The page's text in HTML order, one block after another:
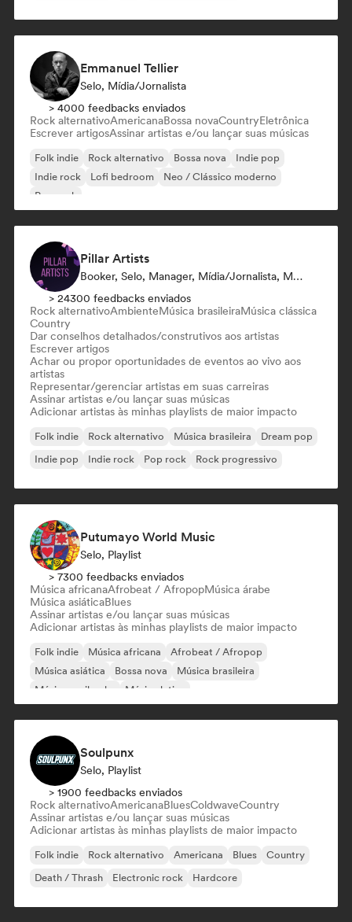
Emmanuel Tellier
Selo, Mídia/Jornalista
> 4000 feedbacks enviados
Rock alternativoAmericanaBossa novaCountryEletrônica
Escrever artigosAssinar artistas e/ou lançar suas músicas
Folk indie Rock alternativo Bossa nova
Indie pop
Indie rock
Lofi bedroom
Neo / Clássico moderno
Pop rock
Pillar Artists
Booker, Selo, Manager, Mídia/Jornalista, Mentor, Playlist
> 24300 feedbacks enviados
Rock alternativoAmbienteMúsica brasileiraMúsica clássica
Country
Dar conselhos detalhados/construtivos aos artistas
Escrever artigos
Achar ou propor oportunidades de eventos ao vivo aos
artistas
Representar/gerenciar artistas em suas carreiras
Assinar artistas e/ou lançar suas músicas
Adicionar artistas às minhas playlists de maior impacto
Folk indie Rock alternativo Música brasileira
Dream pop
Indie pop
Indie rock Pop rock Rock progressivo
Putumayo World Music
Selo, Playlist
> 7300 feedbacks enviados
Música africanaAfrobeat / AfropopMúsica árabe
Música asiáticaBlues
Assinar artistas e/ou lançar suas músicas
Adicionar artistas às minhas playlists de maior impacto
Folk indie Música africana
Afrobeat / Afropop
Música asiática
Bossa nova
Música brasileira
Música caribenha
Música latina
Soulpunx
Selo, Playlist
> 1900 feedbacks enviados
Rock alternativoAmericanaBluesColdwaveCountry
Assinar artistas e/ou lançar suas músicas
Adicionar artistas às minhas playlists de maior impacto
Folk indie Rock alternativo Americana Blues
Country
Death / Thrash
Electronic rock Hardcore